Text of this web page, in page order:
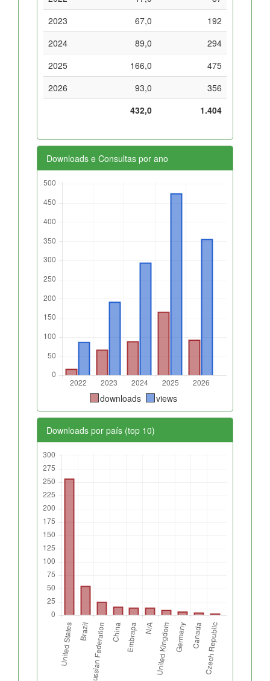
2023
67,0
192
2024
89,0
294
2025
166,0
475
2026
93,0
356
432,0
1.404
Downloads e Consultas por ano
downloads views
Downloads por país (top 10)